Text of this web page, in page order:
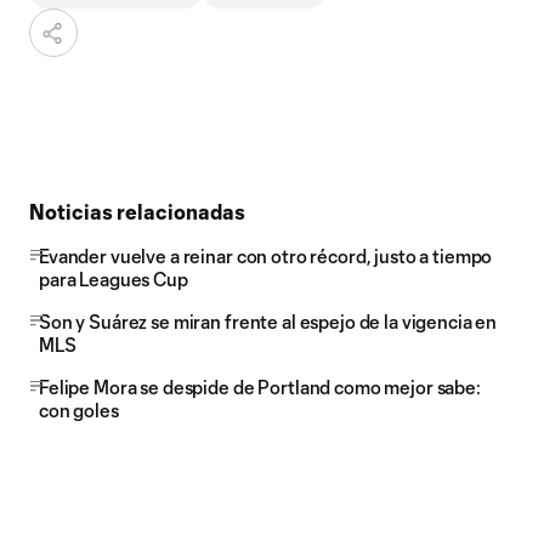
Noticias relacionadas
Evander vuelve a reinar con otro récord, justo a tiempo
para Leagues Cup
Son y Suárez se miran frente al espejo de la vigencia en
MLS
Felipe Mora se despide de Portland como mejor sabe:
con goles